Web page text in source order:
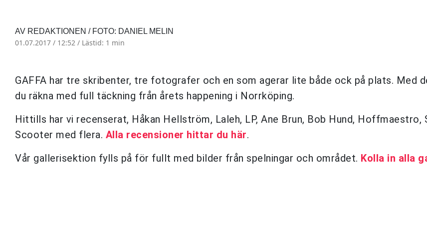
AV REDAKTIONEN / FOTO: DANIEL MELIN
01.07.2017 / 12:52 / Lästid: 1 min
GAFFA har tre skribenter, tre fotografer och en som agerar lite både ock på plats. Med
du räkna med full täckning från årets happening i Norrköping.
Hittills har vi recenserat, Håkan Hellström, Laleh, LP, Ane Brun, Bob Hund, Hoffmaestro,
Scooter med flera. Alla recensioner hittar du här.
Vår gallerisektion fylls på för fullt med bilder från spelningar och området. Kolla in alla